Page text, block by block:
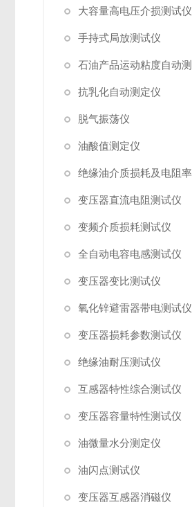
大容量高电压介损测试仪
手持式局放测试仪
抗乳化自动测定仪
脱气振荡仪
油酸值测定仪
变压器直流电阻测试仪
变频介质损耗测试仪
全自动电容电感测试仪
变压器变比测试仪
氧化锌避雷器带电测试仪
变压器损耗参数测试仪
绝缘油耐压测试仪
互感器特性综合测试仪
变压器容量特性测试仪
油微量水分测定仪
油闪点测试仪
变压器互感器消磁仪